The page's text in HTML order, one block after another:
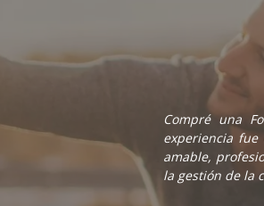
Compré una
experiencia
amable,
la gestión de la